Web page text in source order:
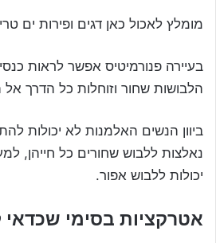
מומלץ לאכול כאן דגים ופירות ים
בעיירה פנורמיטיס אפשר לראות
הלבושות שחור וזוחלות כל הדרך אל
ביוון הנשים האלמנות לא יכולות
נאלצות ללבוש שחורים כל חייהן,
יכולות ללבוש אפור.
אטרקציות בסימי שכדאי